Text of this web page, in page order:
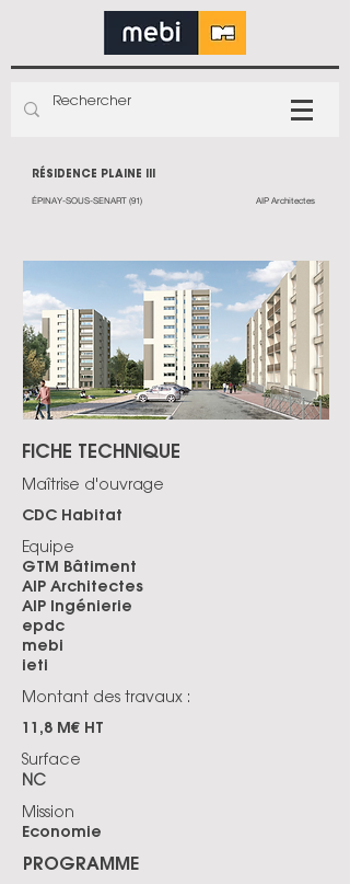
RÉSIDENCE PLAINE III
ÉPINAY-SOUS-SENART (91) AIP Architectes
FICHE TECHNIQUE
Maîtrise d'ouvrage
CDC Habitat
Equipe
GTM Bâtiment
AIP Architectes
AIP Ingénierie
epdc
mebi
ieti
Montant des travaux :
11,8 M€ HT
Surface
NC
Mission
Economie
PROGRAMME